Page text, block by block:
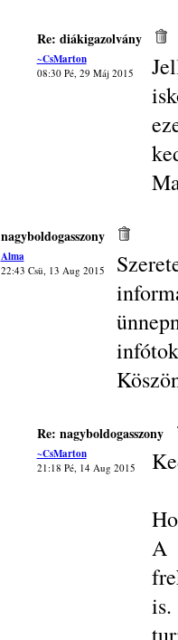
Re: diákigazolvány
~CsMarton
08:30 Pé, 29 Máj 2015
nagyboldogasszony
Alma
22:43 Csü, 13 Aug 2015
Re: nagyboldogasszony
~CsMarton
21:18 Pé, 14 Aug 2015
A
is.